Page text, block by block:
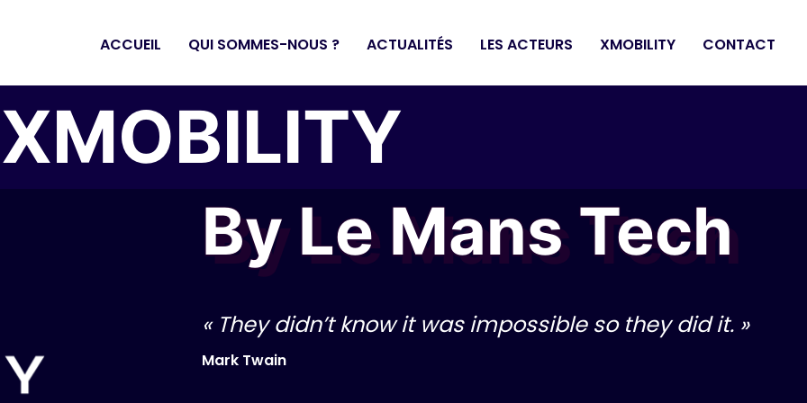
ACCUEIL
QUI SOMMES-NOUS ? ACTUALITÉS LES ACTEURS XMOBILITY CONTACT
XMOBILITY
By Le Mans Tech
« They didn’t know it was impossible so they did it. »
Mark Twain